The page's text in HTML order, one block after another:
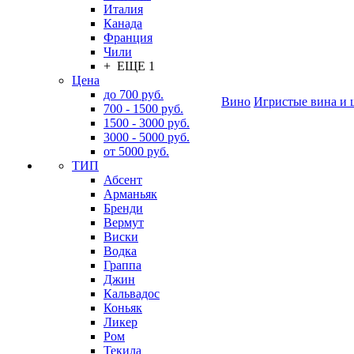
Италия
Канада
Франция
Чили
+ ЕЩЕ 1
Цена
до 700 руб.
700 - 1500 руб.
1500 - 3000 руб.
3000 - 5000 руб.
от 5000 руб.
ТИП
Абсент
Арманьяк
Бренди
Вермут
Виски
Водка
Граппа
Джин
Кальвадос
Коньяк
Ликер
Ром
Текила
Вино Игристые вина и